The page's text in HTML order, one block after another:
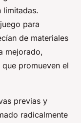
limitadas.
para
de materiales
mejorado,
promueven el
previas y
radicalmente